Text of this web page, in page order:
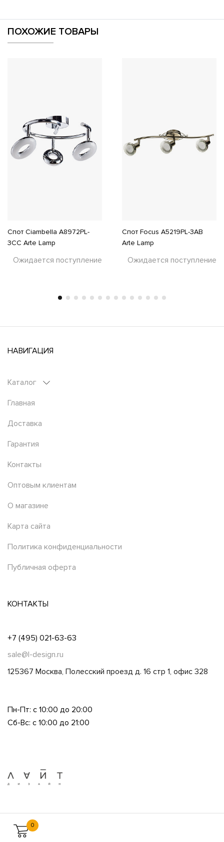
ПОХОЖИЕ ТОВАРЫ
Спот Ciambella A8972PL-
3CC Arte Lamp
Ожидается поступление
Спот Focus A5219PL-3AB
Arte Lamp
Ожидается поступление
0
НАВИГАЦИЯ
Каталог
Главная
Доставка
Гарантия
Контакты
Оптовым клиентам
О магазине
Карта сайта
Политика конфиденциальности
Публичная оферта
КОНТАКТЫ
+7 (495) 021-63-63
sale@l-design.ru
125367 Москва, Полесский проезд д. 16 стр 1, офис 328
Пн-Пт: с 10:00 до 20:00
Сб-Вс: с 10:00 до 21:00